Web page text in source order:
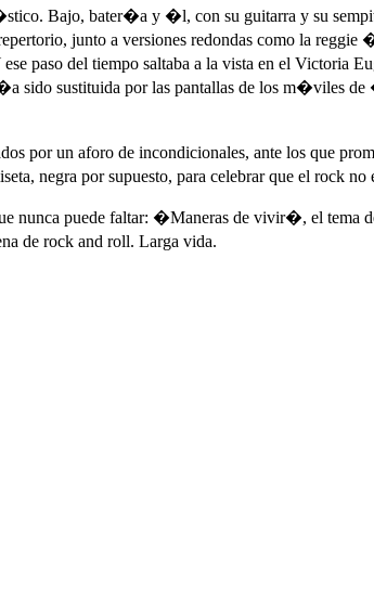
Bajo, bater�a y �l, con su guitarra y su
junto a versiones redondas como la
paso del tiempo saltaba a la vista en el
sido sustituida por las pantallas de los m�viles
por un aforo de incondicionales, ante los que
negra por supuesto, para celebrar que el rock
nunca puede faltar: �Maneras de vivir�, el
de rock and roll. Larga vida.